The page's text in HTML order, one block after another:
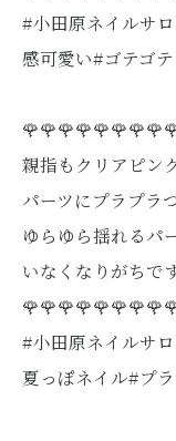
#小田原ネイルサ
感可愛い#ゴテゴテ
親指もクリアピン
パーツにプラプラ
ゆらゆら揺れるパ
いなくなりがちで
#小田原ネイルサ
夏っぽネイル#プ